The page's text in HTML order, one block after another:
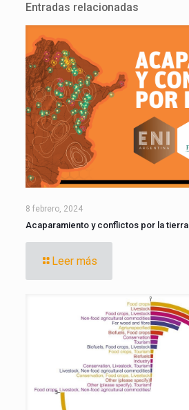
Entradas relacionadas
8 febrero, 2024
Acaparamiento y conflictos por la tierra
Leer más